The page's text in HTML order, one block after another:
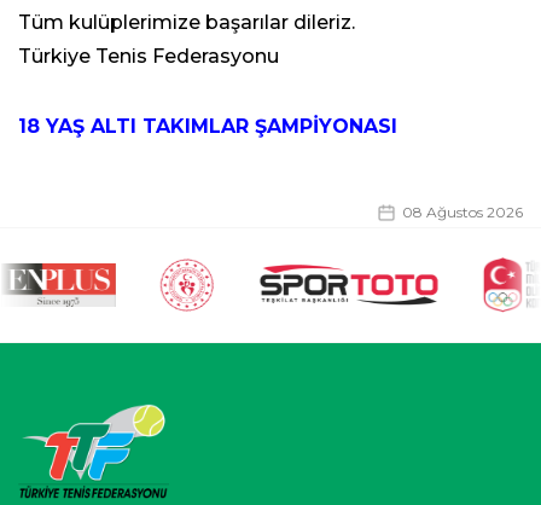
Tüm kulüplerimize başarılar dileriz.
Türkiye Tenis Federasyonu
18 YAŞ ALTI TAKIMLAR ŞAMPİYONASI
08 Ağustos 2026